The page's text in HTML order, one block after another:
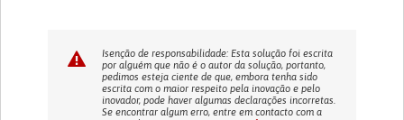
Isenção de responsabilidade: Esta solução foi escrita
por alguém que não é o autor da solução, portanto,
pedimos esteja ciente de que, embora tenha sido
escrita com o maior respeito pela inovação e pelo
inovador, pode haver algumas declarações incorretas.
Se encontrar algum erro, entre em contacto com a